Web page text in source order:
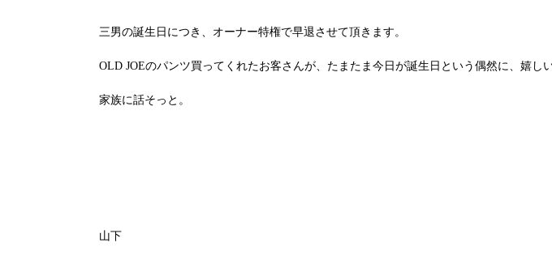
三男の誕生日につき、オーナー特権で早退させて頂きます。
OLD JOEのパンツ買ってくれたお客さんが、たまたま今日が誕生日という偶然に、嬉し
家族に話そっと。
山下